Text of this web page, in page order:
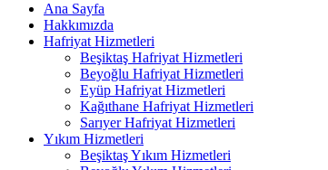
Ana Sayfa
Hakkımızda
Hafriyat Hizmetleri
Beşiktaş Hafriyat Hizmetleri
Beyoğlu Hafriyat Hizmetleri
Eyüp Hafriyat Hizmetleri
Kağıthane Hafriyat Hizmetleri
Sarıyer Hafriyat Hizmetleri
Yıkım Hizmetleri
Beşiktaş Yıkım Hizmetleri